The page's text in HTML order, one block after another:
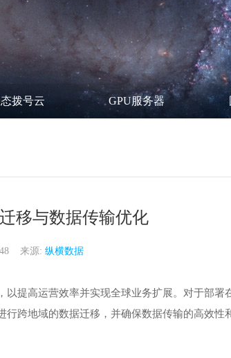
拨号云 GPU服务器
移与数据传输优化
来源: 纵横数据
提高运营效率并实现全球业务扩展。对于部署
跨地域的数据迁移，并确保数据传输的高效性